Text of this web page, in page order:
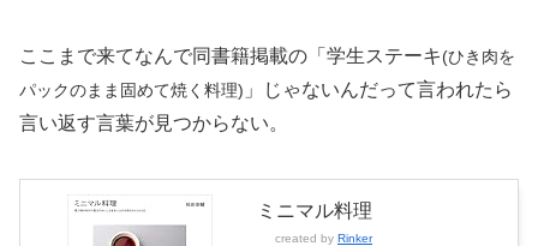
ここまで来てなんで同書籍掲載の「学生ステーキ(ひき肉を
パックのまま固めて焼く料理) 」じゃないんだって言われたら
言い返す言葉が見つからない。
ミニマル料理
created by Rinker